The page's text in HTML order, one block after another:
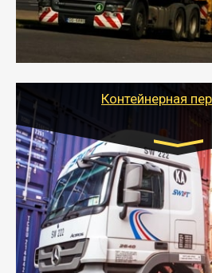
- Тайгер Логистик в короткие
качественно и безопасно
грузы по всей России тралом,
другим транспортом и
Контейнерная
Цена за км.
- Контейнерные грузоперевозки
оборудованном транспорте
безопасно.